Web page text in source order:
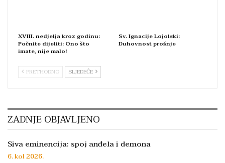
XVIII. nedjelja kroz godinu:
Počnite dijeliti: Ono što
imate, nije malo!
Sv. Ignacije Lojolski:
Duhovnost prošnje
PRETHODNO SLJEDEĆE
ZADNJE OBJAVLJENO
Siva eminencija: spoj anđela i demona
6. kol 2026.